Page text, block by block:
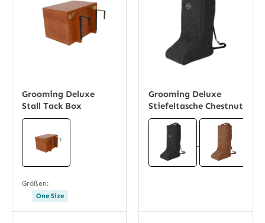
Grooming Deluxe
Stall Tack Box
Größen:
One Size
Grooming Deluxe
Stiefeltasche Chestnut